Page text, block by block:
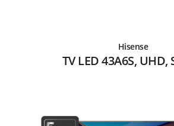
Hisense
TV LED 43A6S,